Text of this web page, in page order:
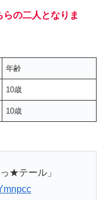
の二人となりま
年齢
10歳
10歳
★テール」